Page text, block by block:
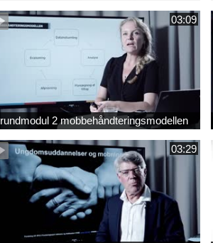
03:09
2 mobbehåndteringsmodellen
03:29